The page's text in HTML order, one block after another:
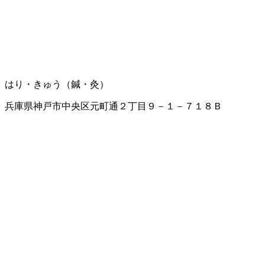
はり・きゅう（鍼・灸）
兵庫県神戸市中央区元町通２丁目９－１－７１８Ｂ